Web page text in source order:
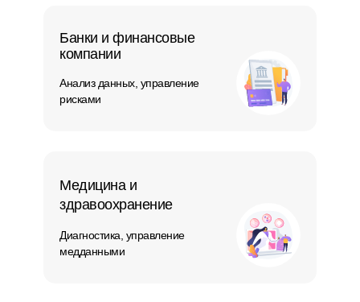
Банки и финансовые
компании
Анализ данных, управление
рисками
Медицина и
здравоохранение
Диагностика, управление
медданными